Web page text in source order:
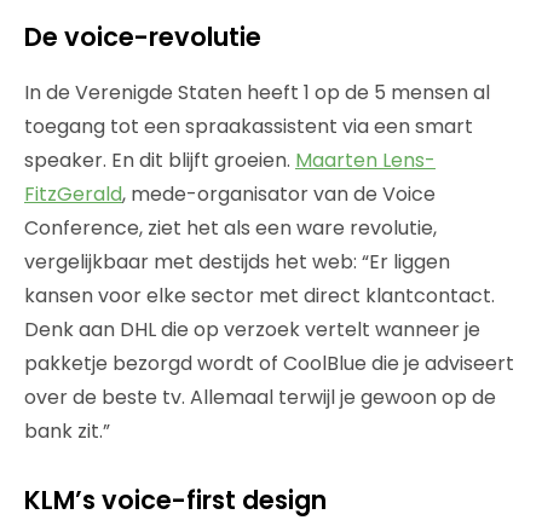
De voice-revolutie
In de Verenigde Staten heeft 1 op de 5 mensen al
toegang tot een spraakassistent via een smart
speaker. En dit blijft groeien. Maarten Lens-
FitzGerald, mede-organisator van de Voice
Conference, ziet het als een ware revolutie,
vergelijkbaar met destijds het web: “Er liggen
kansen voor elke sector met direct klantcontact.
Denk aan DHL die op verzoek vertelt wanneer je
pakketje bezorgd wordt of CoolBlue die je adviseert
over de beste tv. Allemaal terwijl je gewoon op de
bank zit.”
KLM’s voice-first design